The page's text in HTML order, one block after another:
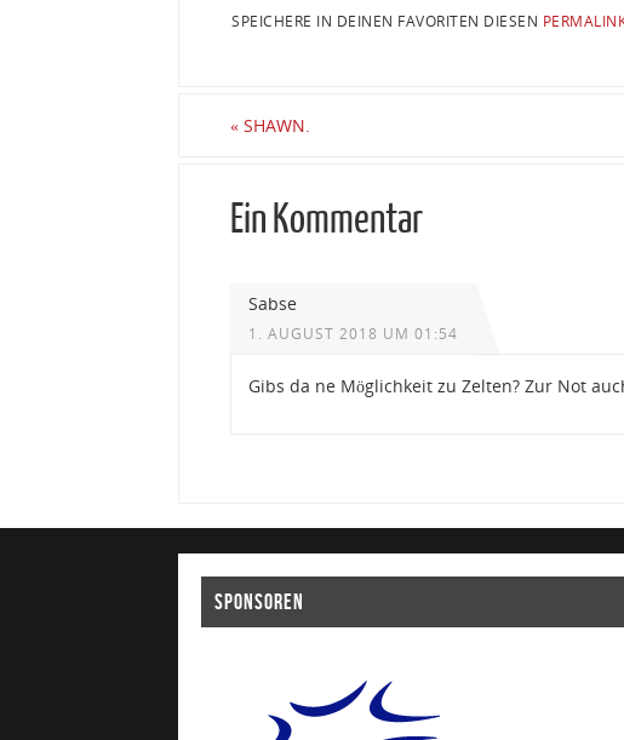
SPEICHERE IN DEINEN FAVORITEN DIESEN
« SHAWN.
Ein Kommentar
Sabse
1. AUGUST 2018 UM 01:54
Gibs da ne Möglichkeit zu Zelten? Zur Not
SPONSOREN